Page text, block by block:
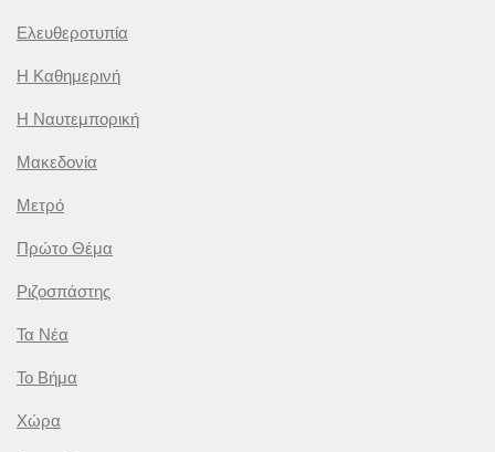
Ελευθεροτυπία
Η Καθημερινή
Η Ναυτεμπορική
Μακεδονία
Μετρό
Πρώτο Θέμα
Ριζοσπάστης
Τα Νέα
Το Βήμα
Χώρα